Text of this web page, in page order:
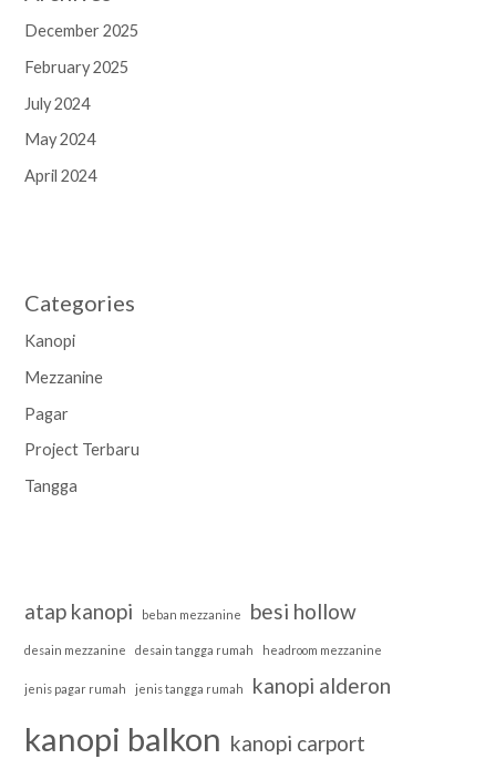
December 2025
February 2025
July 2024
May 2024
April 2024
Categories
Kanopi
Mezzanine
Pagar
Project Terbaru
Tangga
atap kanopi beban mezzanine besi hollow
desain mezzanine desain tangga rumah headroom mezzanine
jenis pagar rumah jenis tangga rumah kanopi alderon
kanopi balkon kanopi carport